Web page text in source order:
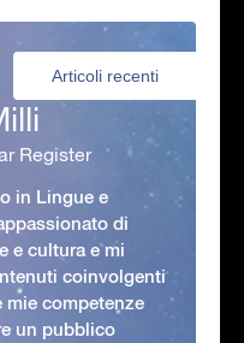
Articoli recenti
Register
in Lingue e
di
e cultura e mi
coinvolgenti
competenze
un pubblico